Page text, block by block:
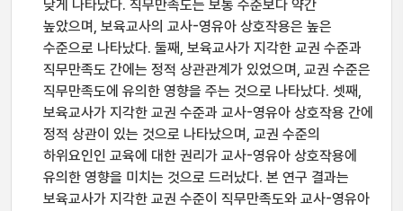
낮게 나타났다. 직무만족도는 보통 수준보다 약간
높았으며, 보육교사의 교사-영유아 상호작용은 높은
수준으로 나타났다. 둘째, 보육교사가 지각한 교권 수준과
직무만족도 간에는 정적 상관관계가 있었으며, 교권 수준은
직무만족도에 유의한 영향을 주는 것으로 나타났다. 셋째,
보육교사가 지각한 교권 수준과 교사-영유아 상호작용 간에
정적 상관이 있는 것으로 나타났으며, 교권 수준의
하위요인인 교육에 대한 권리가 교사-영유아 상호작용에
유의한 영향을 미치는 것으로 드러났다. 본 연구 결과는
보육교사가 지각한 교권 수준이 직무만족도와 교사-영유아